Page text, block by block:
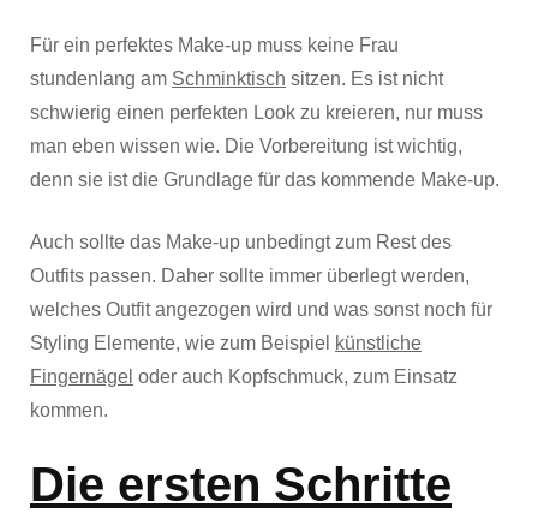
Für ein perfektes Make-up muss keine Frau
stundenlang am Schminktisch sitzen. Es ist nicht
schwierig einen perfekten Look zu kreieren, nur muss
man eben wissen wie. Die Vorbereitung ist wichtig,
denn sie ist die Grundlage für das kommende Make-up.
Auch sollte das Make-up unbedingt zum Rest des
Outfits passen. Daher sollte immer überlegt werden,
welches Outfit angezogen wird und was sonst noch für
Styling Elemente, wie zum Beispiel künstliche
Fingernägel oder auch Kopfschmuck, zum Einsatz
kommen.
Die ersten Schritte